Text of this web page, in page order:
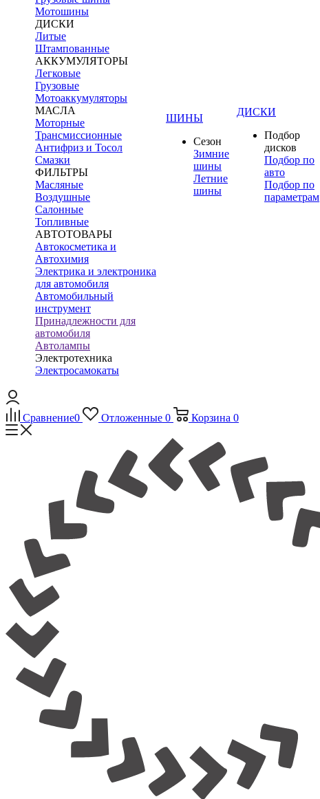
Мотошины
ДИСКИ
Литые
Штампованные
АККУМУЛЯТОРЫ
Легковые
Грузовые
Мотоаккумуляторы
МАСЛА
Моторные
Трансмиссионные
Антифриз и Тосол
Смазки
ФИЛЬТРЫ
Масляные
Воздушные
Салонные
Топливные
АВТОТОВАРЫ
Автокосметика и
Автохимия
Электрика и электроника
для автомобиля
Автомобильный
инструмент
Принадлежности для
автомобиля
Автолампы
Электротехника
Электросамокаты
ШИНЫ
Сезон
Зимние
шины
Летние
шины
ДИСКИ
Подбор
дисков
Подбор по
авто
Подбор по
параметрам
Сравнение0 Отложенные 0 Корзина 0